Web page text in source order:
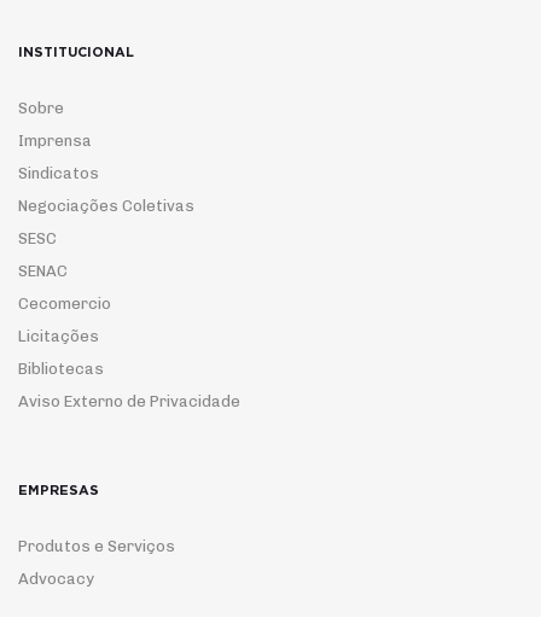
INSTITUCIONAL
Sobre
Imprensa
Sindicatos
Negociações Coletivas
SESC
SENAC
Cecomercio
Licitações
Bibliotecas
Aviso Externo de Privacidade
EMPRESAS
Produtos e Serviços
Advocacy